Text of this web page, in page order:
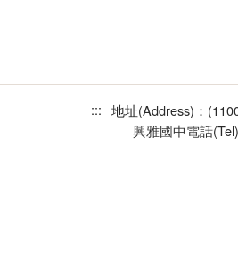
::: 地址(Address)：
興雅國中電話